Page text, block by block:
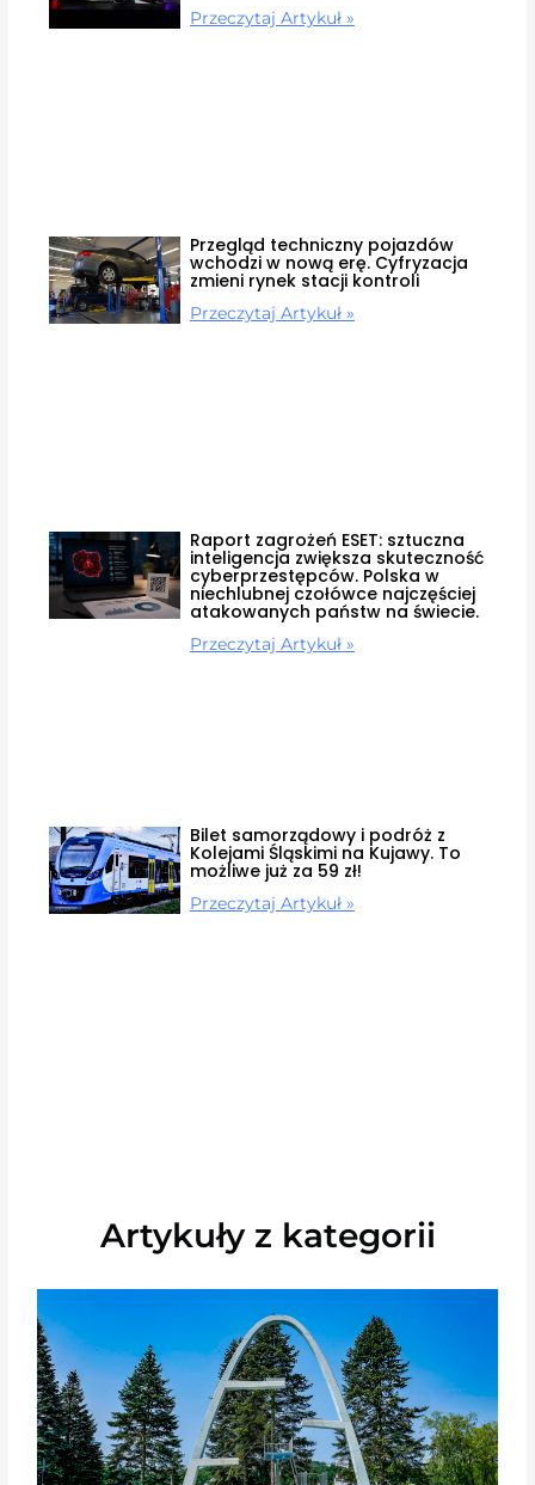
Przeczytaj Artykuł »
Przegląd techniczny pojazdów
wchodzi w nową erę. Cyfryzacja
zmieni rynek stacji kontroli
Przeczytaj Artykuł »
Raport zagrożeń ESET: sztuczna
inteligencja zwiększa skuteczność
cyberprzestępców. Polska w
niechlubnej czołówce najczęściej
atakowanych państw na świecie.
Przeczytaj Artykuł »
Bilet samorządowy i podróż z
Kolejami Śląskimi na Kujawy. To
możliwe już za 59 zł!
Przeczytaj Artykuł »
Artykuły z kategorii